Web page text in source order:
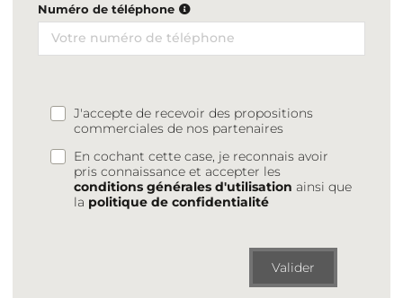
Numéro de téléphone
J'accepte de recevoir des propositions
commerciales de nos partenaires
En cochant cette case, je reconnais avoir
pris connaissance et accepter les
conditions générales d'utilisation ainsi que
la politique de confidentialité
Valider